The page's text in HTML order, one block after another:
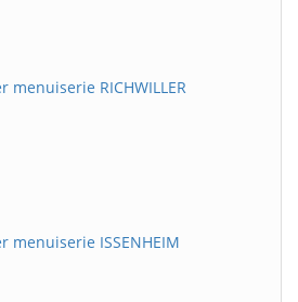
menuiserie RICHWILLER
menuiserie ISSENHEIM